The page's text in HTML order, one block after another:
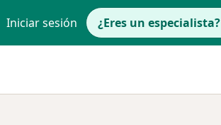
Iniciar sesión ¿Eres un especialista?